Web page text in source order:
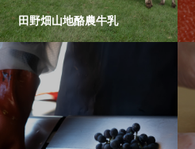
田野畑山地酪農牛乳